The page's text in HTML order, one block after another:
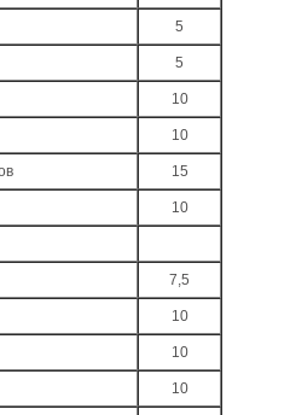
5
5
10
10
15
10
7,5
10
10
10